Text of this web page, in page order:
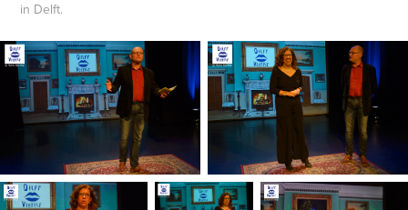
in Delft.